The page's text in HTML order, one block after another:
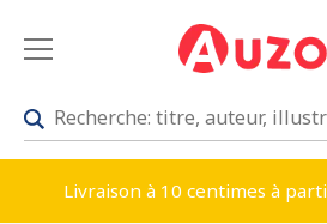
Livraison à 10 centimes à